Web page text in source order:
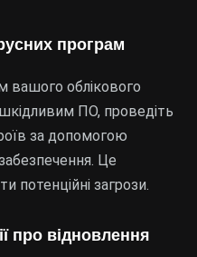
програм
вашого облікового
ПО, проведіть
за допомогою
Це
потенційні загрози.
про відновлення